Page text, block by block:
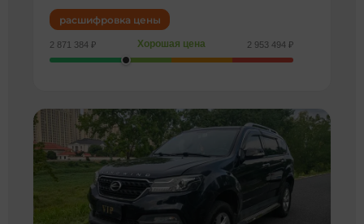
расшифровка цены
2 871 384 ₽ Хорошая цена 2 953 494 ₽